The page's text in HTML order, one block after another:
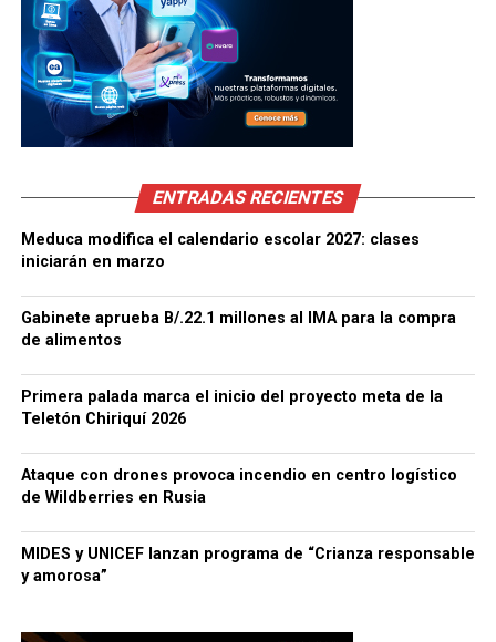
ENTRADAS RECIENTES
Meduca modifica el calendario escolar 2027: clases
iniciarán en marzo
Gabinete aprueba B/.22.1 millones al IMA para la compra
de alimentos
Primera palada marca el inicio del proyecto meta de la
Teletón Chiriquí 2026
Ataque con drones provoca incendio en centro logístico
de Wildberries en Rusia
MIDES y UNICEF lanzan programa de “Crianza responsable
y amorosa”